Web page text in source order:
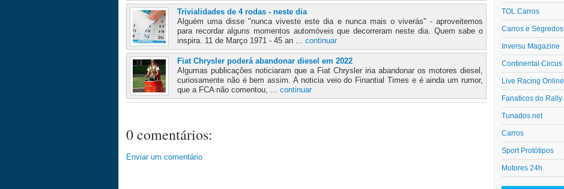
Trivialidades de 4 rodas - neste dia
Alguém uma disse "nunca viveste este dia e nunca mais o viverás" - aproveitemos
para recordar alguns momentos automóveis que decorreram neste dia. Quem sabe o
inspira. 11 de Março 1971 - 45 an ... continuar
Fiat Chrysler poderá abandonar diesel em 2022
Algumas publicações noticiaram que a Fiat Chrysler iria abandonar os motores diesel,
curiosamente não é bem assim. A noticia veio do Finantial Times e é ainda um rumor,
que a FCA não comentou, ... continuar
0 comentários:
Enviar um comentário
TOL Carros
Carros e Segredos
Inversu Magazine
Continental Circus
Live Racing Online
Fanaticos do Rally
Tunados.net
Carros
Sport Protótipos
Motores 24h